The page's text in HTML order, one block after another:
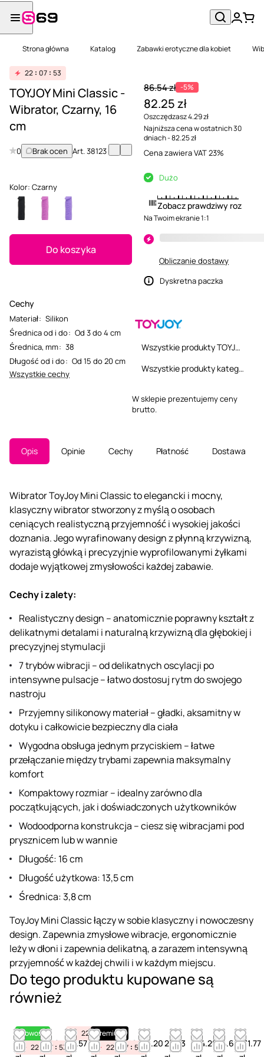
Strona główna Katalog Zabawki erotyczne dla kobiet
22 07 53
TOYJOY Mini Classic -
Wibrator, Czarny, 16
cm
0 Brak ocen Art.38123
Kolor: Czarny
Do koszyka
Cechy
Materiał: Silikon
Średnica od i do: Od 3 do 4 cm
Średnica, mm: 38
Długość od i do: Od 15 do 20 cm
Wszystkie cechy
86.54 zł -5%
82.25 zł
Oszczędzasz 4.29 zł
Najniższa cena w ostatnich 30
dniach - 82.25 zł
Cena zawiera VAT 23%
Dużo
Zobacz prawdziwy rozmiar
Na Twoim ekranie 1:1
Obliczanie dostawy
Dyskretna paczka
Wszystkie produkty TOYJOY
Wszystkie produkty kategorii
W sklepie prezentujemy ceny
brutto.
Opis Opinie Cechy Płatność Dostawa
Wibrator ToyJoy Mini Classic to elegancki i mocny,
klasyczny wibrator stworzony z myślą o osobach
ceniących realistyczną przyjemność i wysokiej jakości
doznania. Jego wyrafinowany design z płynną krzywizną,
wyrazistą główką i precyzyjnie wyprofilowanymi żyłkami
dodaje wyjątkowej zmysłowości każdej zabawie.
Cechy i zalety:
Realistyczny design – anatomicznie poprawny kształt z
delikatnymi detalami i naturalną krzywizną dla głębokiej i
precyzyjnej stymulacji
7 trybów wibracji – od delikatnych oscylacji po
intensywne pulsacje – łatwo dostosuj rytm do swojego
nastroju
Przyjemny silikonowy materiał – gładki, aksamitny w
dotyku i całkowicie bezpieczny dla ciała
Wygodna obsługa jednym przyciskiem – łatwe
przełączanie między trybami zapewnia maksymalny
komfort
Kompaktowy rozmiar – idealny zarówno dla
początkujących, jak i doświadczonych użytkowników
Wodoodporna konstrukcja – ciesz się wibracjami pod
prysznicem lub w wannie
Długość: 16 cm
Długość użytkowa: 13,5 cm
Średnica: 3,8 cm
ToyJoy Mini Classic łączy w sobie klasyczny i nowoczesny
design. Zapewnia zmysłowe wibracje, ergonomicznie
leży w dłoni i zapewnia delikatną, a zarazem intensywną
przyjemność w każdej chwili i w każdym miejscu.
Do tego produktu kupowane są
również
Nowość
22
07 53
43.41 86.10
22 07 53
39.57
Premium
22 07 53
22.61 66.42 49.2025.83
44.2824.60131.77